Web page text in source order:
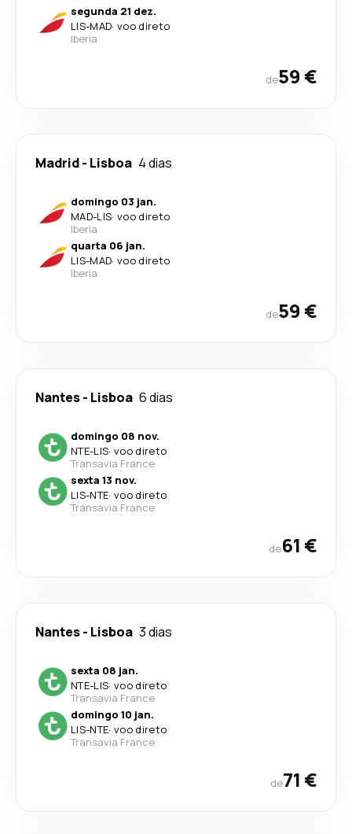
segunda 21 dez.
LIS-MAD· voo direto
Iberia
de59 €
Madrid- Lisboa 4 dias
domingo 03 jan.
MAD-LIS· voo direto
Iberia
quarta 06 jan.
LIS-MAD· voo direto
Iberia
de59 €
Nantes- Lisboa 6 dias
domingo 08 nov.
NTE-LIS· voo direto
Transavia France
sexta 13 nov.
LIS-NTE· voo direto
Transavia France
de61 €
Nantes- Lisboa 3 dias
sexta 08 jan.
NTE-LIS· voo direto
Transavia France
domingo 10 jan.
LIS-NTE· voo direto
Transavia France
de71 €